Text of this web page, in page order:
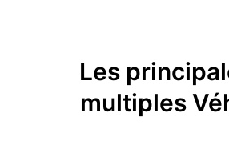
Les
multiples